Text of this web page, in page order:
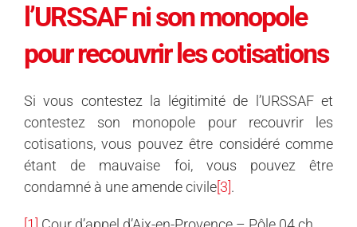
l’URSSAF ni son monopole
pour recouvrir les cotisations
Si vous contestez la légitimité de l’URSSAF et
contestez son monopole pour recouvrir les
cotisations, vous pouvez être considéré comme
étant de mauvaise foi, vous pouvez être
condamné à une amende civile [3] .